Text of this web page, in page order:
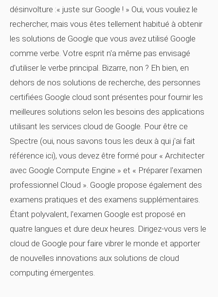
désinvolture :« juste sur Google ! » Oui, vous vouliez le
rechercher, mais vous êtes tellement habitué à obtenir
les solutions de Google que vous avez utilisé Google
comme verbe. Votre esprit n'a même pas envisagé
d'utiliser le verbe principal. Bizarre, non ? Eh bien, en
dehors de nos solutions de recherche, des personnes
certifiées Google cloud sont présentes pour fournir les
meilleures solutions selon les besoins des applications
utilisant les services cloud de Google. Pour être ce
Spectre (oui, nous savons tous les deux à qui j'ai fait
référence ici), vous devez être formé pour « Architecter
avec Google Compute Engine » et « Préparer l'examen
professionnel Cloud ». Google propose également des
examens pratiques et des examens supplémentaires.
Étant polyvalent, l'examen Google est proposé en
quatre langues et dure deux heures. Dirigez-vous vers le
cloud de Google pour faire vibrer le monde et apporter
de nouvelles innovations aux solutions de cloud
computing émergentes.